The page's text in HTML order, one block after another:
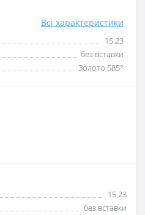
Всі характеристики
15.23
без вставки
Золото 585°
15.23
без вставки